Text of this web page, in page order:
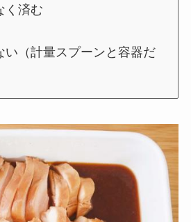
く済む
い（計量スプーンと容器だ